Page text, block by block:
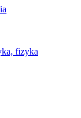
fizyka